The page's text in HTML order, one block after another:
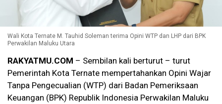
Wali Kota Ternate M. Tauhid Soleman terima Opini WTP dan LHP dari BPK
Perwakilan Maluku Utara
RAKYATMU.COM – Sembilan kali berturut – turut
Pemerintah Kota Ternate mempertahankan Opini Wajar
Tanpa Pengecualian (WTP) dari Badan Pemeriksaan
Keuangan (BPK) Republik Indonesia Perwakilan Maluku